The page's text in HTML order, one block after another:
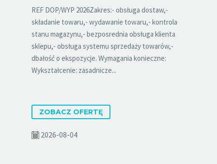
REF DOP/WYP 2026Zakres:- obsługa dostaw,-
składanie towaru,- wydawanie towaru,- kontrola
stanu magazynu,- bezposrednia obsługa klienta
sklepu,- obsługa systemu sprzedaży towarów,-
dbałość o ekspozycje. Wymagania konieczne:
Wykształcenie: zasadnicze...
ZOBACZ OFERTĘ
2026-08-04